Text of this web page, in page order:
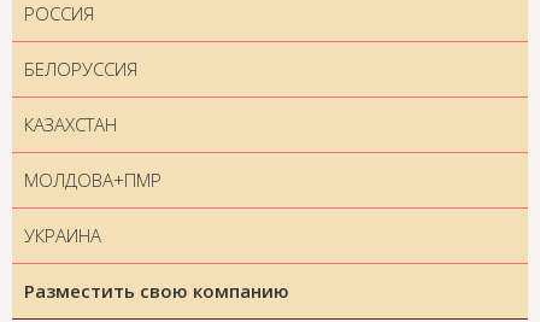
РОССИЯ
БЕЛОРУССИЯ
КАЗАХСТАН
МОЛДОВА+ПМР
УКРАИНА
Разместить свою компанию